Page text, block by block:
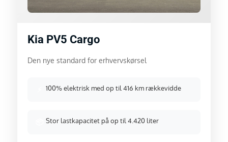
Kia PV5 Cargo
Den nye standard for erhvervskørsel
100% elektrisk med op til 416 km rækkevidde
Stor lastkapacitet på op til 4.420 liter